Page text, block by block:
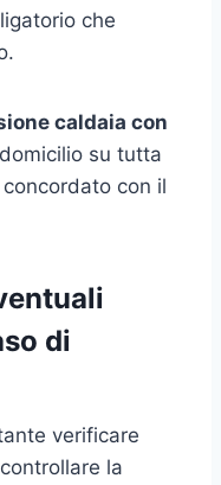
che
caldaia con
su tutta
con il
di
verificare
la